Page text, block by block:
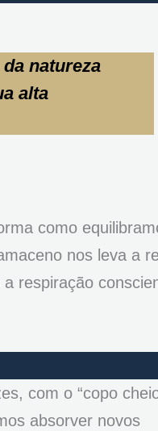
natureza
alta
como
nos leva a
respiração
com o “copo
absorver novos